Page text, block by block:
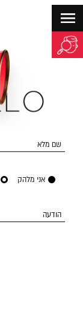
ניווט
שם מלא
אני מלהק
הודעה